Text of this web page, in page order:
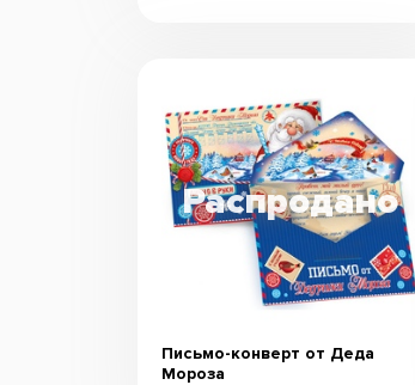
Письмо-конверт от Деда
Мороза